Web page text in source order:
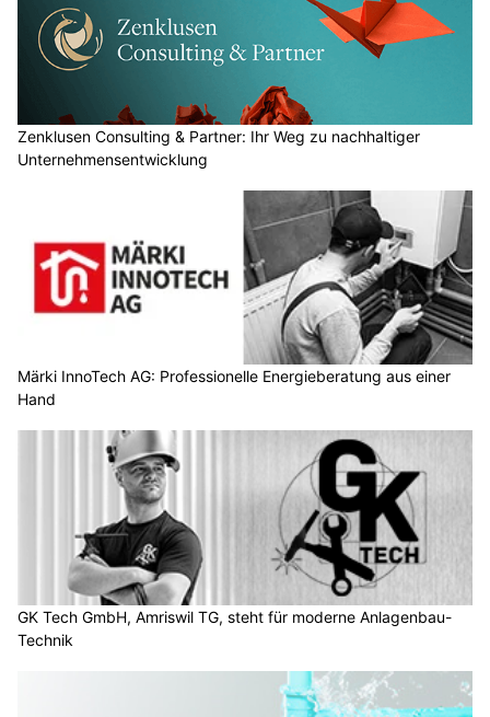
Zenklusen Consulting & Partner: Ihr Weg zu nachhaltiger
Unternehmensentwicklung
Märki InnoTech AG: Professionelle Energieberatung aus einer
Hand
GK Tech GmbH, Amriswil TG, steht für moderne Anlagenbau-
Technik